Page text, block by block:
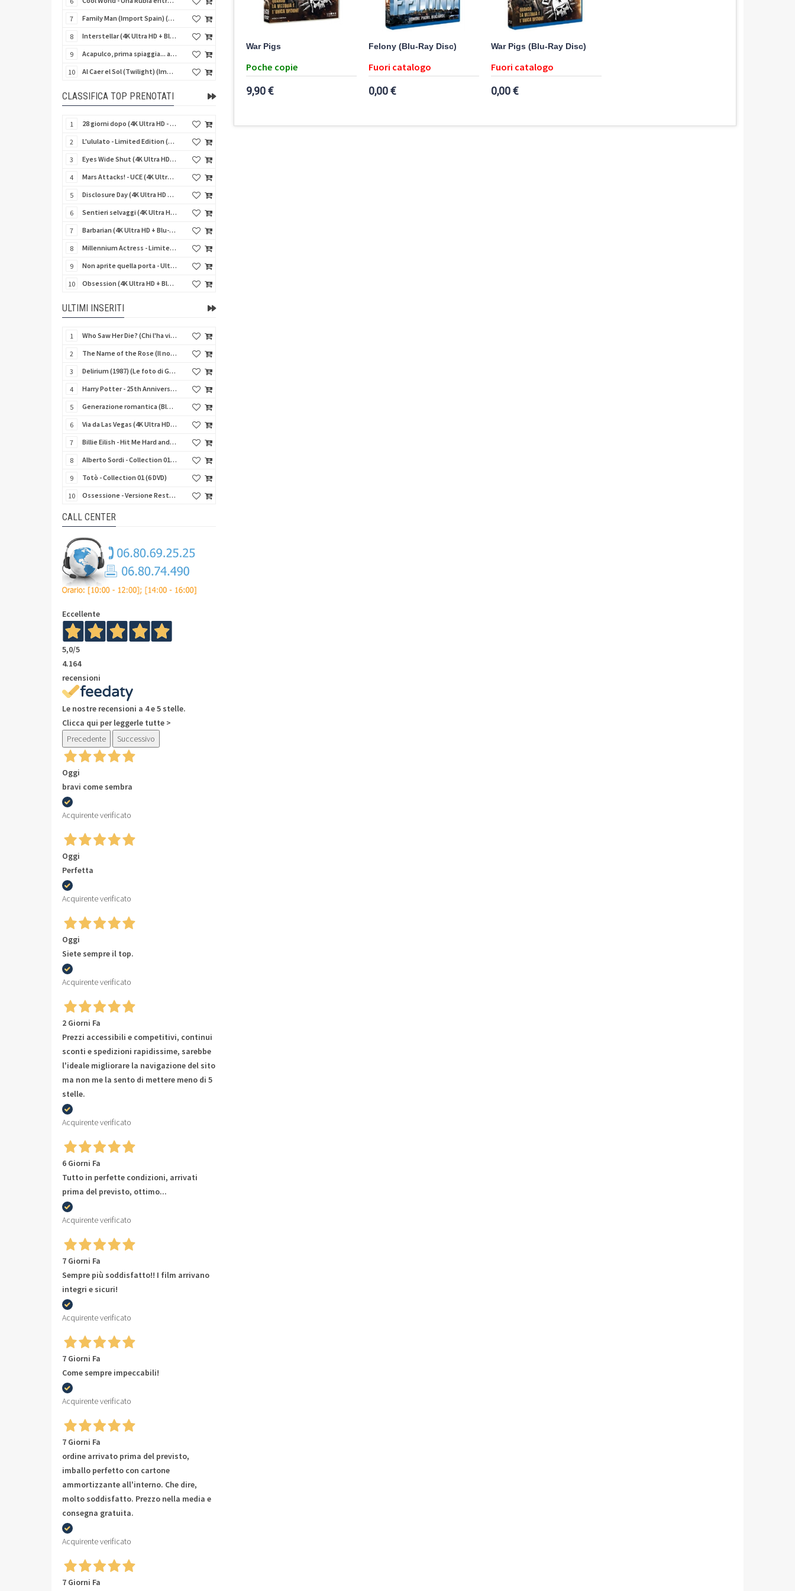
War Pigs
Poche copie
9,90 €
Felony (Blu-Ray Disc)
Fuori catalogo
0,00 €
War Pigs (Blu-Ray Disc)
Fuori catalogo
0,00 €
7 Family Man (Import Spain) (Blu-Ray Disc)
8 Interstellar (4K Ultra HD + Blu-Ray Disc + Bonus Disc - SteelBook)
9 Acapulco, prima spiaggia... a sinistra (Italian Cult Collection # 003) (Blu-Ray Disc)
10 Al Caer el Sol (Twilight) (Import Spain) (Blu-Ray Disc)
CLASSIFICA TOP PRENOTATI
1 28 giorni dopo (4K Ultra HD - SteelBook)
2 L'ululato - Limited Edition (4K Ultra HD + Blu-Ray Disc + CD + Booklet + Card)
3 Eyes Wide Shut (4K Ultra HD + Blu-Ray Disc - SteelBook)
4 Mars Attacks! - UCE (4K Ultra HD + Blu-Ray Disc - SteelBook)
5 Disclosure Day (4K Ultra HD + Blu-Ray Disc - SteelBook)
6 Sentieri selvaggi (4K Ultra HD + Blu-Ray Disc - SteelBook)
7 Barbarian (4K Ultra HD + Blu-Ray Disc - SteelBook)
8 Millennium Actress - Limited Edition (4K Ultra HD + Blu-Ray Disc + Booklet)
9 Non aprite quella porta - Ultimate Edition (4K Ultra HD + 3 Blu-Ray Disc + 2 Bonus Disc + Booklet)
10 Obsession (4K Ultra HD + Blu-Ray Disc)
ULTIMI INSERITI
1 Who Saw Her Die? (Chi l'ha vista morire?) - Limited Edition (Import UK) (Blu-Ray Disc)
2 The Name of the Rose (Il nome della rosa) (Import UK) (4K Ultra HD + Blu-Ray Disc) (NO AUDIO ITA)
3 Delirium (1987) (Le foto di Gioia) (Import UK) (4K Ultra HD + Blu-Ray Disc)
4 Harry Potter - 25th Anniversary Library Case (8 4K Ultra HD + 8 Blu-Ray Disc + Card - SteelBook)
5 Generazione romantica (Blu-Ray Disc)
6 Via da Las Vegas (4K Ultra HD + Blu-Ray Disc)
7 Billie Eilish - Hit Me Hard and Soft The Tour (Import UK) (Blu-Ray Disc) (NO AUDIO ITA)
8 Alberto Sordi - Collection 01 (6 DVD)
9 Totò - Collection 01 (6 DVD)
10 Ossessione - Versione Restaurata 4K
CALL CENTER
Eccellente
5,0/5
4.164
recensioni
Le nostre recensioni a 4 e 5 stelle.
Clicca qui per leggerle tutte >
Precedente
Successivo
Oggi
bravi come sembra
Acquirente verificato
Oggi
Perfetta
Acquirente verificato
Oggi
Siete sempre il top.
Acquirente verificato
2 Giorni Fa
Prezzi accessibili e competitivi, continui
sconti e spedizioni rapidissime, sarebbe
l'ideale migliorare la navigazione del sito
ma non me la sento di mettere meno di 5
stelle.
Acquirente verificato
6 Giorni Fa
Tutto in perfette condizioni, arrivati
prima del previsto, ottimo...
Acquirente verificato
7 Giorni Fa
Sempre più soddisfatto!! I film arrivano
integri e sicuri!
Acquirente verificato
7 Giorni Fa
Come sempre impeccabili!
Acquirente verificato
7 Giorni Fa
ordine arrivato prima del previsto,
imballo perfetto con cartone
ammortizzante all'interno. Che dire,
molto soddisfatto. Prezzo nella media e
consegna gratuita.
Acquirente verificato
7 Giorni Fa